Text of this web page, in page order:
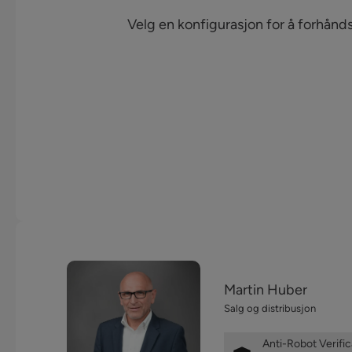
Velg en konfigurasjon for å
Martin Huber
Salg og distribusjon
Anti-Robot